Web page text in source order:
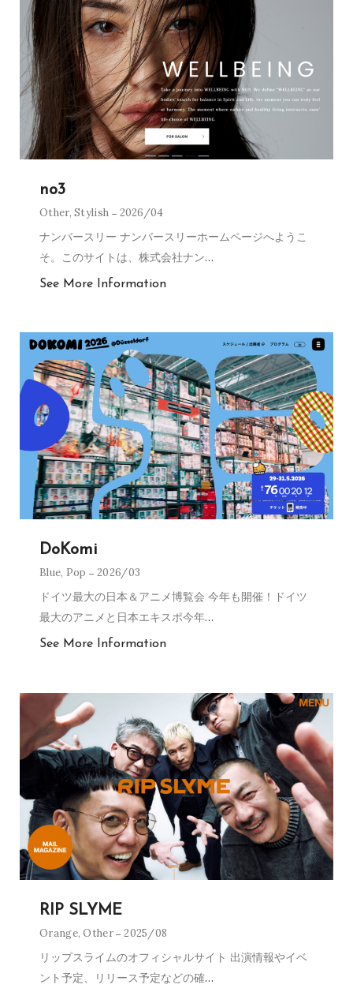
no3
Other,Stylish 2026/04
ナンバースリー ナンバースリーホームページへようこ
そ。このサイトは、株式会社ナン…
See More Information
DoKomi
Blue, Pop 2026/03
ドイツ最大の日本＆アニメ博覧会 今年も開催！ドイツ
最大のアニメと日本エキスポ今年…
See More Information
RIP SLYME
Orange,Other 2025/08
リップスライムのオフィシャルサイト 出演情報やイベ
ント予定、リリース予定などの確…